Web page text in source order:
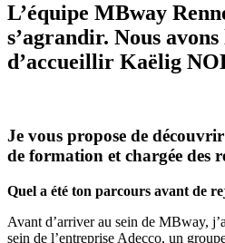
L’équipe MBway
s’agrandir. Nous
d’accueillir Kaëlig
Je vous propose de
de formation et chargée des
Quel a été ton parcours avant de
Avant d’arriver au sein de MBway,
sein de l’entreprise Adecco, un